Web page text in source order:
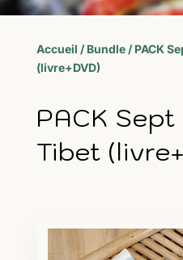
Accueil / Bundle/ PACK
(livre+DVD)
PACK Sept
Tibet